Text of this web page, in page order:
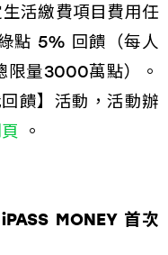
活繳費項目費用任
點 5% 回饋（每人
限量3000萬點）。
饋】活動，活動辦
。
MONEY 首次